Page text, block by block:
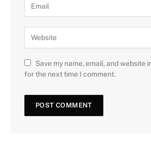
Save my name, email, and website
for the next time I comment.